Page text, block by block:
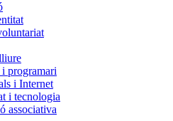
programari
i Internet
i tecnologia
associativa